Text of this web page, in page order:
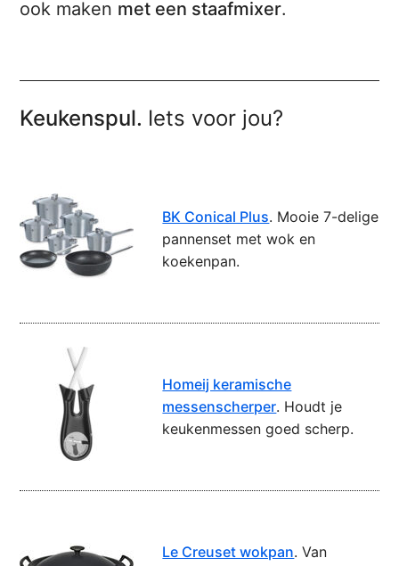
ook maken met een staafmixer.
Keukenspul. Iets voor jou?
BK Conical Plus. Mooie 7-delige
pannenset met wok en
koekenpan.
Homeij keramische
messenscherper. Houdt je
keukenmessen goed scherp.
Le Creuset wokpan. Van